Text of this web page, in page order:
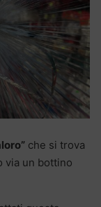
che si trova
via un bottino